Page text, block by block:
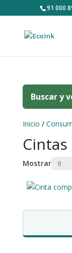
91 000
Buscar y
Inicio /
Mostrar